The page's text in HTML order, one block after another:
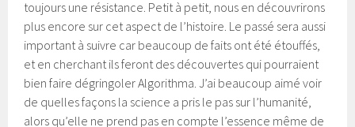
toujours une résistance. Petit à petit, nous en découvrirons
plus encore sur cet aspect de l’histoire. Le passé sera aussi
important à suivre car beaucoup de faits ont été étouffés,
et en cherchant ils feront des découvertes qui pourraient
bien faire dégringoler Algorithma. J’ai beaucoup aimé voir
de quelles façons la science a pris le pas sur l’humanité,
alors qu’elle ne prend pas en compte l’essence même de